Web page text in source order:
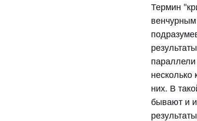
Термин
параллели
них. В
бывают и